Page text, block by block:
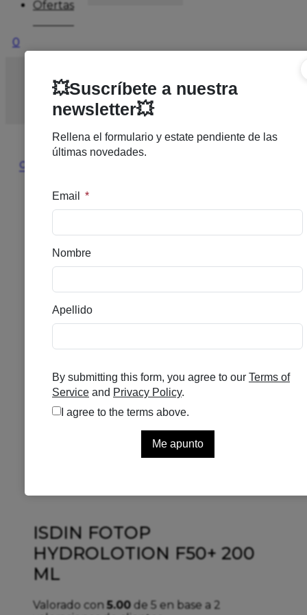
Ofertas
0
Inicio/SOLARES/SOLAR ALTO/ISDIN FOTOP
HYDROLOTION F50+ 200 ML
🔍
ISDIN FOTOP
HYDROLOTION F50+ 200
ML
Valorado con 5.00de 5 en base a 2